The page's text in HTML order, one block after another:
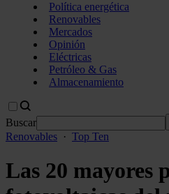
Política energética
Renovables
Mercados
Opinión
Eléctricas
Petróleo & Gas
Almacenamiento
Buscar
Renovables · Top Ten
Las 20 mayores